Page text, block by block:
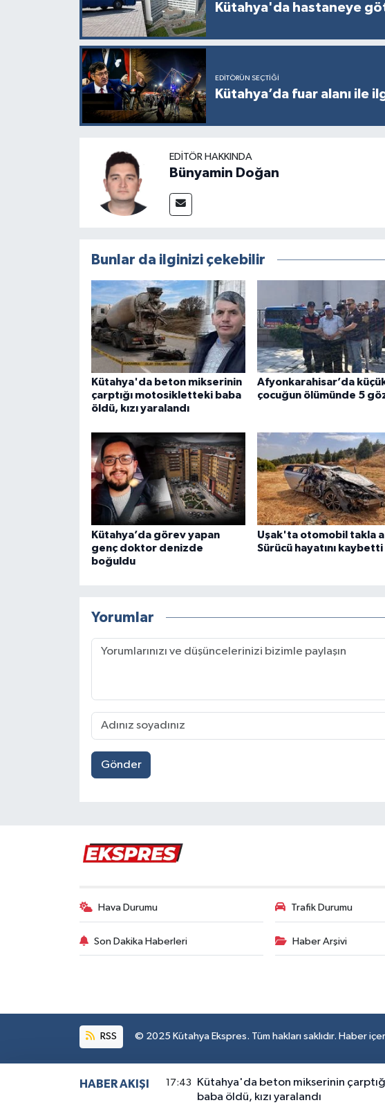
Kütahya'da hastaneye
EDITÖRÜN SEÇTIĞI
Kütahya’da fuar alanı ile
EDITÖR HAKKINDA
Bünyamin Doğan
Bunlar da ilginizi çekebilir
Kütahya'da beton mikserinin
çarptığı motosikletteki baba
öldü, kızı yaralandı
Afyonkarahisar’da
çocuğun ölümünde 5
Kütahya’da görev yapan
genç doktor denizde
boğuldu
Uşak'ta otomobil takla
Sürücü hayatını kaybetti
Yorumlar
Gönder
Hava Durumu Trafik Durumu
Son Dakika Haberleri Haber Arşivi
RSS © 2025 Kütahya Ekspres. Tüm hakları saklıdır. Haber
HABER AKIŞI 17:43
Kütahya'da beton mikserinin
baba öldü, kızı yaralandı
Siyaset
Yemek Tarifleri